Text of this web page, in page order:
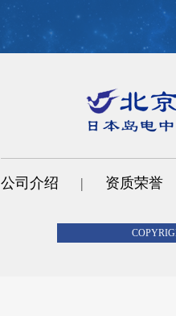
公司介绍 | 资质荣誉